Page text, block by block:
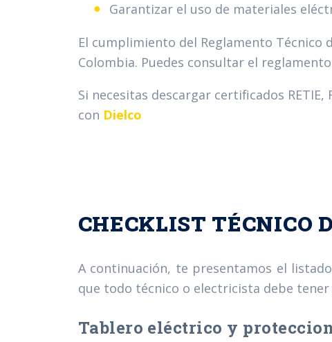
Garantizar el uso de materiales
El cumplimiento del Reglamento Técnico
Colombia. Puedes consultar el
Si necesitas descargar certificados
con Dielco
CHECKLIST TÉCNICO
A continuación, te presentamos el
que todo técnico o electricista debe
Tablero eléctrico y